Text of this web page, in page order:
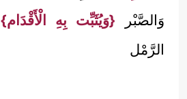
وَالصَّبْر {وَيُثَبِّت بِهِ الْأَقْدَام}
الرَّمْل